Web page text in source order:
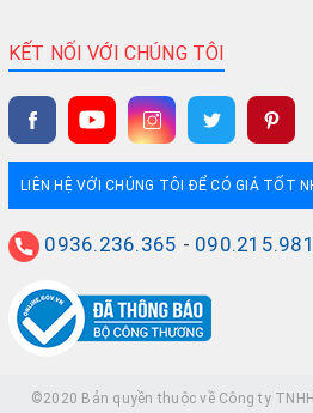
KẾT NỐI VỚI CHÚNG TÔI
LIÊN HỆ VỚI CHÚNG TÔI ĐỂ CÓ GIÁ TỐT
0936.236.365 -
©2020 Bản quyền thuộc về Công ty